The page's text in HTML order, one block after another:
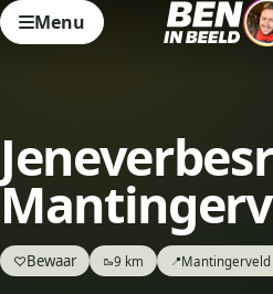
Menu
♡Bewaar 🥾9 km 📍